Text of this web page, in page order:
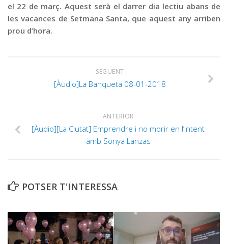
el 22 de març. Aquest serà el darrer dia lectiu abans de
les vacances de Setmana Santa, que aquest any arriben
prou d’hora.
SEGÜENT
[Àudio]La Banqueta 08-01-2018
ANTERIOR
[Àudio][La Ciutat] Emprendre i no morir en l’intent
amb Sonya Lanzas
POTSER T'INTERESSA